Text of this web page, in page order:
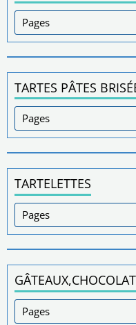
TARTES PÂTES
TARTELETTES